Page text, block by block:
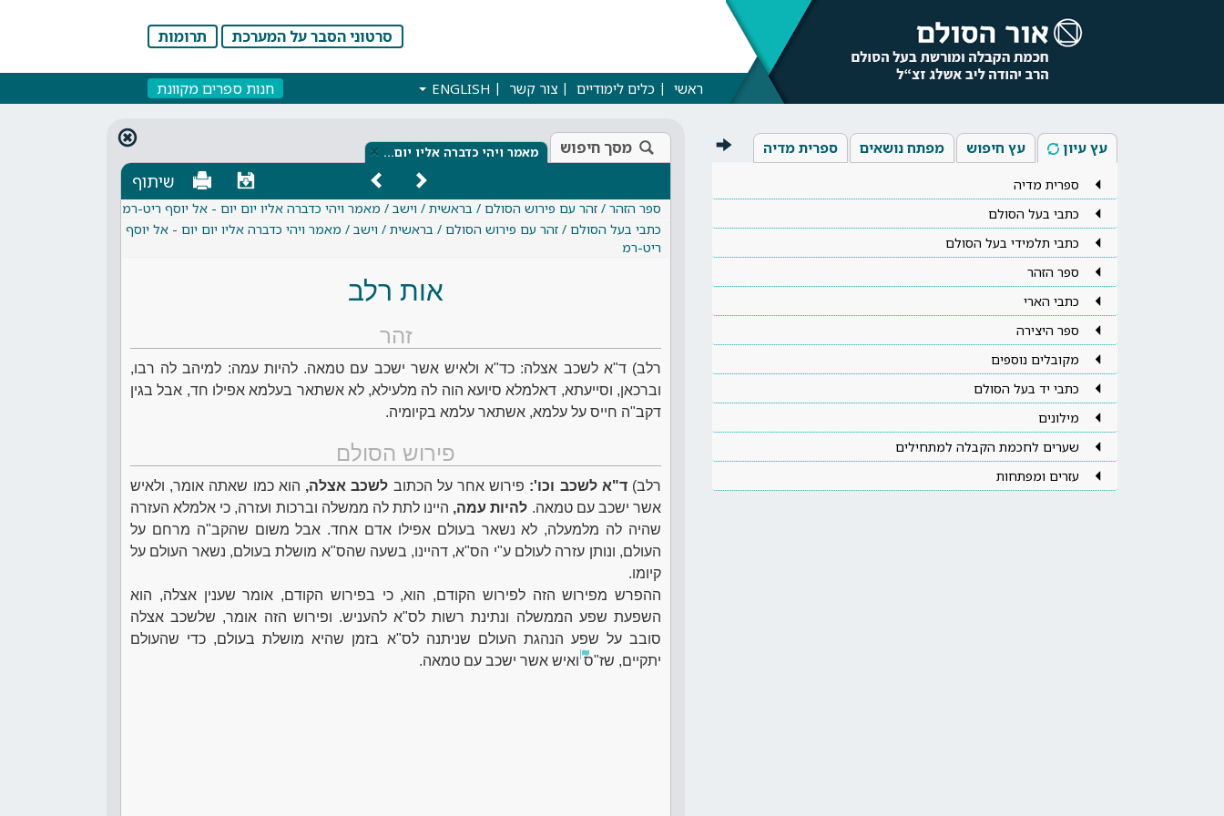
סרטוני הסבר על המערכת תרומות
ראשי כלים לימודיים צור קשר ENGLISH חנות ספרים מקוונת
עץ עיון עץ חיפוש מפתח נושאים ספרית מדיה
ספרית מדיה
כתבי בעל הסולם
כתבי תלמידי בעל הסולם
ספר הזהר
כתבי הארי
ספר היצירה
מקובלים נוספים
כתבי יד בעל הסולם
מילונים
שערים לחכמת הקבלה למתחילים
עזרים ומפתחות
מסך חיפוש מאמר ויהי כדברה אליו יום… ×
שיתוף
ספר הזהר / זהר עם פירוש הסולם / בראשית / וישב / מאמר ויהי כדברה אליו יום יום - אל יוסף ריט-רמ
כתבי בעל הסולם / זהר עם פירוש הסולם / בראשית / וישב / מאמר ויהי כדברה אליו יום יום - אל יוסף
ריט-רמ
אות רלב
זהר
רלב) ד"א לשכב אצלה: כד"א ולאיש אשר ישכב עם טמאה. להיות עמה: למיהב לה רבו,
וברכאן, וסייעתא, דאלמלא סיועא הוה לה מלעילא, לא אשתאר בעלמא אפילו חד, אבל בגין
דקב"ה חייס על עלמא, אשתאר עלמא בקיומיה.
פירוש הסולם
רלב)ד"א לשכב וכו': פירוש אחר על הכתוב לשכב אצלה, הוא כמו שאתה אומר, ולאיש
אשר ישכב עם טמאה. להיות עמה, היינו לתת לה ממשלה וברכות ועזרה, כי אלמלא העזרה
שהיה לה מלמעלה, לא נשאר בעולם אפילו אדם אחד. אבל משום שהקב"ה מרחם על
העולם, ונותן עזרה לעולם ע"י הס"א, דהיינו, בשעה שהס"א מושלת בעולם, נשאר העולם על
קיומו.
ההפרש מפירוש הזה לפירוש הקודם, הוא, כי בפירוש הקודם, אומר שענין אצלה, הוא
השפעת שפע הממשלה ונתינת רשות לס"א להעניש. ופירוש הזה אומר, שלשכב אצלה
סובב על שפע הנהגת העולם שניתנה לס"א בזמן שהיא מושלת בעולם, כדי שהעולם
יתקיים, שז"סואיש אשר ישכב עם טמאה.